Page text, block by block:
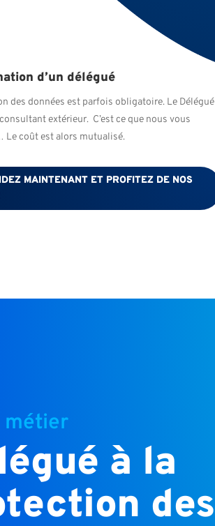
d’un délégué
des données est parfois obligatoire. Le Délégué
extérieur. C’est ce que nous vous
Le coût est alors mutualisé.
MAINTENANT ET PROFITEZ DE NOS
métier
à la
des